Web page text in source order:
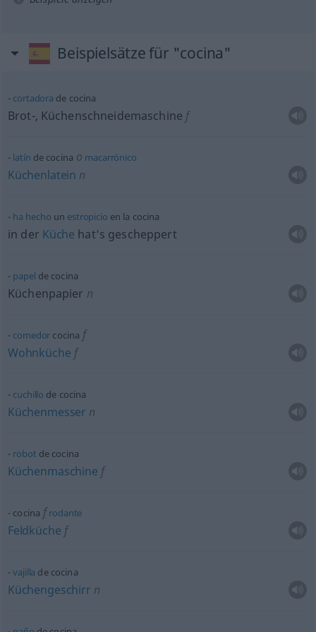
Beispielsätze für "cocina"
cortadora de cocina
Brot-, Küchenschneidemaschine f
latín de cocina o macarrónico
Küchenlatein n
ha hecho un estropicio en la cocina
in der Küche hat’s gescheppert
papel de cocina
Küchenpapier n
comedor cocina f
Wohnküche f
cuchillo de cocina
Küchenmesser n
robot de cocina
Küchenmaschine f
cocina f rodante
Feldküche f
vajilla de cocina
Küchengeschirr n